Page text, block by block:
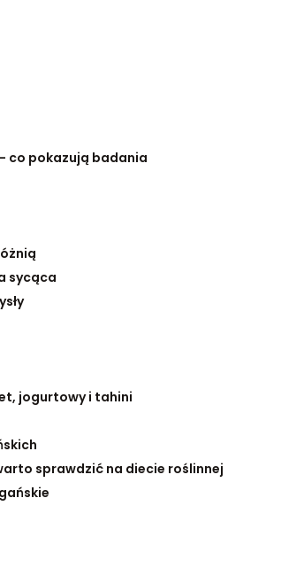
co pokazują badania
sycąca
jogurtowy i tahini
sprawdzić na diecie roślinnej